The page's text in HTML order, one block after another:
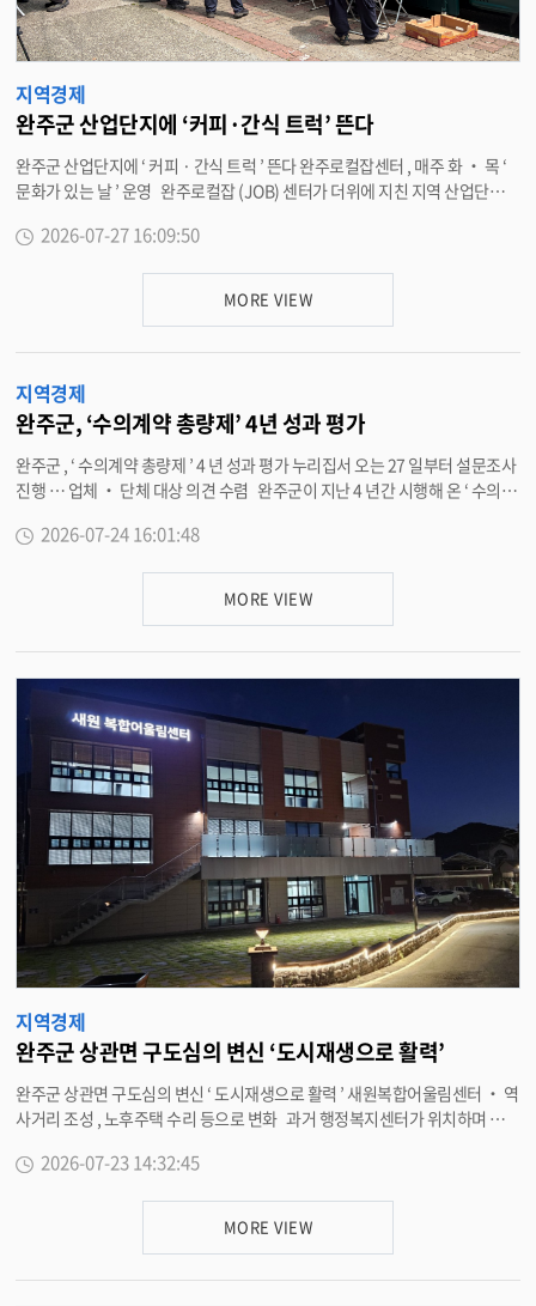
지역경제
완주군 산업단지에 ‘커피·간식 트럭’ 뜬다
완주군 산업단지에 ‘ 커피 · 간식 트럭 ’ 뜬다 완주로컬잡센터 , 매주 화 ‧ 목 ‘
문화가 있는 날 ’ 운영 완주로컬잡 (JOB) 센터가 더위에 지친 지역 산업단지
지를 순회하며 ‘ 산단 문화가 있는 날 ’ 을 운영한다 . 이번 행사는 완주 일반산
에 걸쳐 순회하며 커피와 간식 트럭을 지원하는 형태로 진행된다 . 완주산단
다 . 운영 장소는 ㈜ 정석케미칼 , ㈜ 엠제이 , 대림씨앤씨 ( 주 ) 인근 등 접근성
이 좋은 산업단지 내 공공장소와 공영주차장이며 , 점심 시간대 (11:00~14:0
0) 를 활용해 찾아간다 . 특히 완주군 정신건강복지센터와 연계한 정신건강 상
담을 병행해 근로자들의 신체적 · 정신적 피로 해소에도 집중할 예정이다 . 최
은아 경제정책과장은 “ 더운 여름철 현장에서 고생하는 근로자들이 시원한 음
주군 산업단지 근로자들이 건강하게 정착하고 오래 일할 수 있는 환경을 만들
기 위해 다각적인 지원을 아끼지 않겠다 ” 고 말했다 . <담당부서 경제정책과
2026-07-27 16:09:50
MORE VIEW
지역경제
완주군, ‘수의계약 총량제’ 4년 성과 평가
완주군 , ‘ 수의계약 총량제 ’ 4 년 성과 평가 누리집서 오는 27 일부터 설문조사
진행 … 업체 ‧ 단체 대상 의견 수렴 완주군이 지난 4 년간 시행해 온 ‘ 수의계
안을 마련하기 위해 대대적인 의견 수렴에 나선다 . 군은 오는 27 일부터 8 월
거둔 것으로 나타났다 . 군은 이번 조사를 통해 실제 현장에서 느끼는 관내 업
체와 관련 협회 · 조합 · 단체의 만족도를 측정하고 폭넓은 의견을 수렴할 방침
이다 . 의견의 객관성을 확보하기 위해 이번 조사는 온라인 익명 설문 방식으로
진행된다 . 주요 문항은 수의계약 총량제 제도에 대한 인식 및 이해도를 비롯
해 제도의 적정성 평가 , 계약 기회 및 공정성 변화 체감도 , 계약 총액 조정 및
개선에 대한 의견 등 실효성 있는 항목으로 짜였다 . 설문조사 참여율을 높이
기 위해 공식 누리집을 통해 설문 참여를 독려하고 , 접수된 현장의 제안들을 면
밀히 검토해 제도적 보완책을 마련할 방침이다 . 황현자 재정관리과장은 “ 수
의계약 총량제 운영을 통해 관내 업체의 참여 기회가 실질적으로 확대되는 성
과를 확인했다 ” 며 “ 설문조사를 통해 제도 운영에 대한 현장의 체감도를 객관
적으로 분석해 더욱 효율적이고 공정한 계약 업무 환경을 조성하는 데 역량을
집중하겠다 ” 고 말했다 . 한편 , 설문조사는 완주군 누리집을 통해 참여할 수
있으며 , 궁금한 사항은 완주군청 재정관리과 계약팀 (063-290-2352) 으로 문
2026-07-24 16:01:48
MORE VIEW
지역경제
완주군 상관면 구도심의 변신 ‘도시재생으로 활력’
완주군 상관면 구도심의 변신 ‘ 도시재생으로 활력 ’ 새원복합어울림센터 ‧ 역
사거리 조성 , 노후주택 수리 등으로 변화 과거 행정복지센터가 위치하며 지역
람과 활력이 모이는 공간으로 탈바꿈했다 . 상관면 구도심은 2013 년 행정복
2026-07-23 14:32:45
MORE VIEW